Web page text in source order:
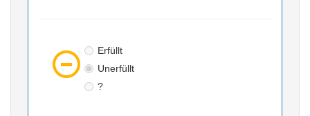
Erfüllt
Unerfüllt
?